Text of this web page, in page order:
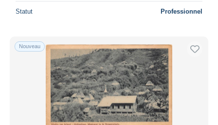
Statut Professionnel
Nouveau